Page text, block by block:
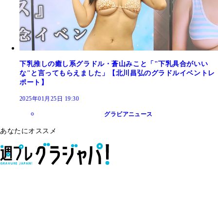
下乳推しの癒し系グラドル・蒼山みこと「"下乳具合がいい
な"と言ってもらえました」【北川昌弘のグラドルイベントレ
ポート】
2025年01月25日 19:30
グラビアニュース
あなたにオススメ